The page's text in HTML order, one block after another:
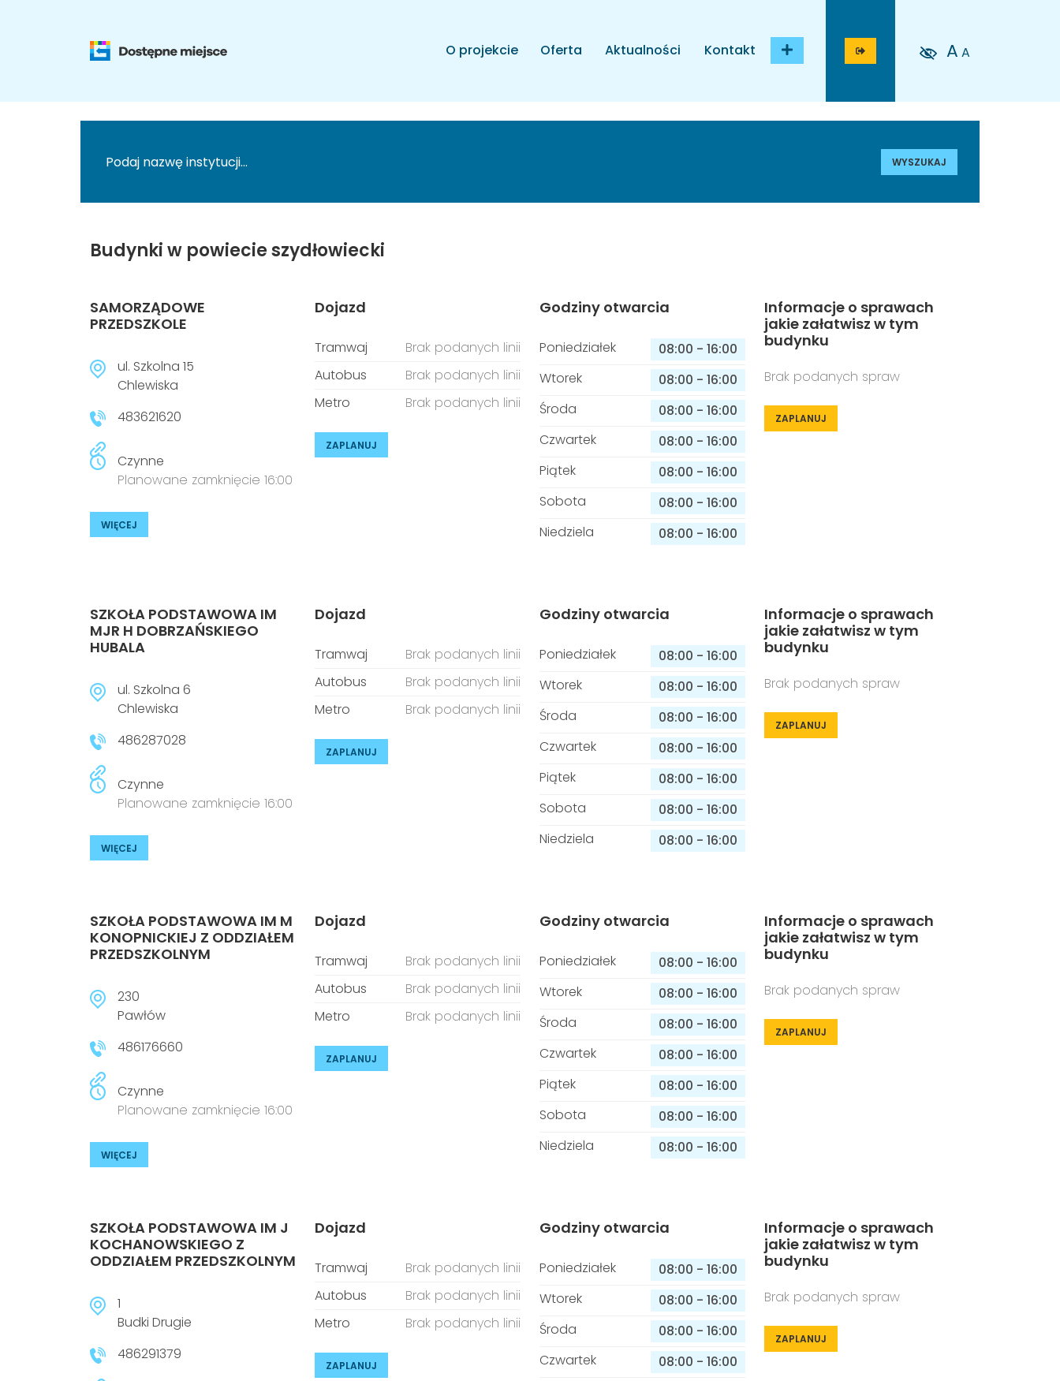
O projekcie Oferta Aktualności Kontakt A A
WYSZUKAJ
Budynki w powiecie szydłowiecki
SAMORZĄDOWE
PRZEDSZKOLE
ul. Szkolna 15
Chlewiska
483621620
Czynne
Planowane zamknięcie 16:00
WIĘCEJ
Dojazd
Tramwaj
Brak podanych linii
Autobus
Brak podanych linii
Metro
Brak podanych linii
ZAPLANUJ
Godziny otwarcia
Poniedziałek 08:00 - 16:00
Wtorek
08:00 - 16:00
Środa
08:00 - 16:00
Czwartek
08:00 - 16:00
Piątek
08:00 - 16:00
Sobota
08:00 - 16:00
Niedziela
08:00 - 16:00
Informacje o sprawach
jakie załatwisz w tym
budynku
Brak podanych spraw
ZAPLANUJ
SZKOŁA PODSTAWOWA IM
MJR H DOBRZAŃSKIEGO
HUBALA
ul. Szkolna 6
Chlewiska
486287028
Czynne
Planowane zamknięcie 16:00
WIĘCEJ
Dojazd
Tramwaj
Brak podanych linii
Autobus
Brak podanych linii
Metro
Brak podanych linii
ZAPLANUJ
Godziny otwarcia
Poniedziałek 08:00 - 16:00
Wtorek
08:00 - 16:00
Środa
08:00 - 16:00
Czwartek
08:00 - 16:00
Piątek
08:00 - 16:00
Sobota
08:00 - 16:00
Niedziela
08:00 - 16:00
Informacje o sprawach
jakie załatwisz w tym
budynku
Brak podanych spraw
ZAPLANUJ
SZKOŁA PODSTAWOWA IM M
KONOPNICKIEJ Z ODDZIAŁEM
PRZEDSZKOLNYM
230
Pawłów
486176660
Czynne
Planowane zamknięcie 16:00
WIĘCEJ
Dojazd
Tramwaj
Brak podanych linii
Autobus
Brak podanych linii
Metro
Brak podanych linii
ZAPLANUJ
Godziny otwarcia
Poniedziałek 08:00 - 16:00
Wtorek
08:00 - 16:00
Środa
08:00 - 16:00
Czwartek
08:00 - 16:00
Piątek
08:00 - 16:00
Sobota
08:00 - 16:00
Niedziela
08:00 - 16:00
Informacje o sprawach
jakie załatwisz w tym
budynku
Brak podanych spraw
ZAPLANUJ
SZKOŁA PODSTAWOWA IM J
KOCHANOWSKIEGO Z
ODDZIAŁEM PRZEDSZKOLNYM
1
Budki Drugie
486291379
Dojazd
Tramwaj
Brak podanych linii
Autobus
Brak podanych linii
Metro
Brak podanych linii
ZAPLANUJ
Godziny otwarcia
Poniedziałek 08:00 - 16:00
Wtorek
08:00 - 16:00
Środa
08:00 - 16:00
Czwartek
08:00 - 16:00
Informacje o sprawach
jakie załatwisz w tym
budynku
Brak podanych spraw
ZAPLANUJ